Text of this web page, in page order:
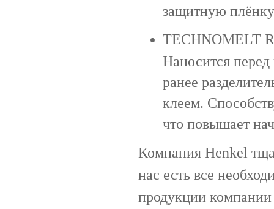
защитную
TECHNOMELT
Наносится
ранее
клеем.
что повышает
Компания Henkel
нас есть все
продукции